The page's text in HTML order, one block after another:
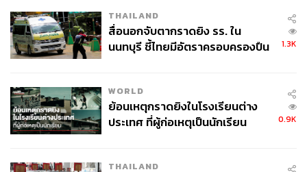
THAILAND
สื่อนอกจับตากราดยิง รร. ใน
นนทบุรี ชี้ไทยมีอัตราครอบครองปืน
1.3K
WORLD
ย้อนเหตุกราดยิงในโรงเรียนต่าง
ประเทศ ที่ผู้ก่อเหตุเป็นนักเรียน
0.9K
THAILAND